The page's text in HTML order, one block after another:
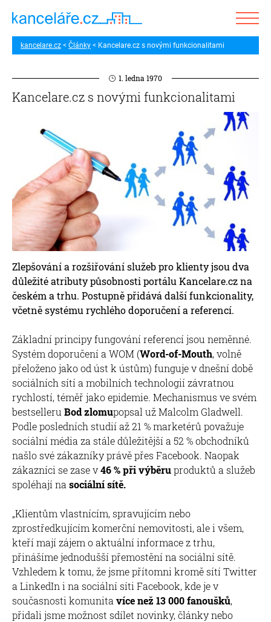
kancelare.cz Články Kancelare.cz s novými funkcionalitami
1. ledna 1970
Kancelare.cz s novými funkcionalitami
Zlepšování a rozšiřování služeb pro klienty jsou dva
důležité atributy působnosti portálu Kancelare.cz na
českém a trhu. Postupně přidává další funkcionality,
včetně systému rychlého doporučení a referencí.
Základní principy fungování referencí jsou neměnné.
Systém doporučení a WOM (Word-of-Mouth, volně
přeloženo jako od úst k ústům) funguje v dnešní době
sociálních sítí a mobilních technologií závratnou
rychlostí, téměř jako epidemie. Mechanismus ve svém
bestselleru Bod zlomupopsal už Malcolm Gladwell.
Podle posledních studií až 21 % marketérů považuje
sociální média za stále důležitější a 52 % obchodníků
našlo své zákazníky právě přes Facebook. Naopak
zákazníci se zase v46 % při výběruproduktů a služeb
spoléhají na sociální sítě.
„Klientům vlastnícím, spravujícím nebo
zprostředkujícím komerční nemovitosti, ale i všem,
kteří mají zájem o aktuální informace z trhu,
přinášíme jednodušší přemostění na sociální sítě.
Vzhledem k tomu, že jsme přítomni kromě sítí Twitter
a LinkedIn i na sociální síti Facebook, kde je v
současnosti komunita více než 13 000 fanoušků,
přidali jsme možnost sdílet novinky, články nebo